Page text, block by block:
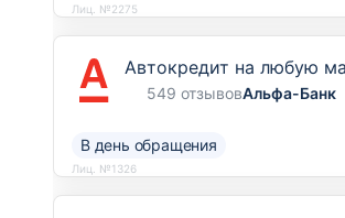
Лиц. №2275
Автокредит на любую
549 отзывовАльфа-Банк
В день обращения
Лиц. №1326